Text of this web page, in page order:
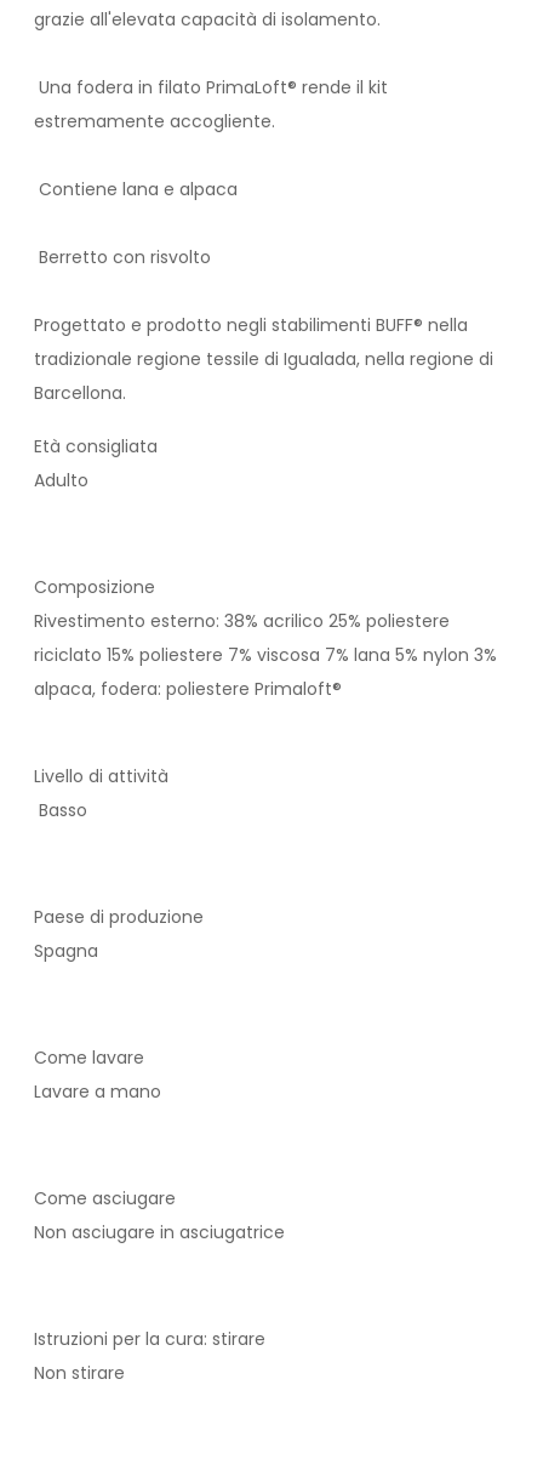
grazie all'elevata capacità di isolamento.
Una fodera in filato PrimaLoft® rende il kit
estremamente accogliente.
Contiene lana e alpaca
Berretto con risvolto
Progettato e prodotto negli stabilimenti BUFF® nella
tradizionale regione tessile di Igualada, nella regione di
Barcellona.
Età consigliata
Adulto
Composizione
Rivestimento esterno: 38% acrilico 25% poliestere
riciclato 15% poliestere 7% viscosa 7% lana 5% nylon 3%
alpaca, fodera: poliestere Primaloft®
Livello di attività
Basso
Paese di produzione
Spagna
Come lavare
Lavare a mano
Come asciugare
Non asciugare in asciugatrice
Istruzioni per la cura: stirare
Non stirare